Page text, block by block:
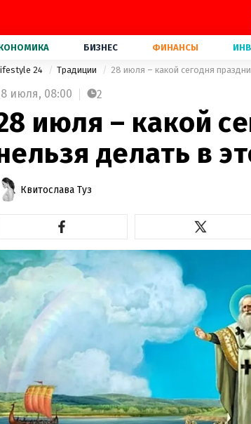
БИЗНЕС ФИНАНСЫ
24 Традиции 28 июля – какой сегодня
июля, 08:00 2
июля – какой
делать в
Квитослава Туз